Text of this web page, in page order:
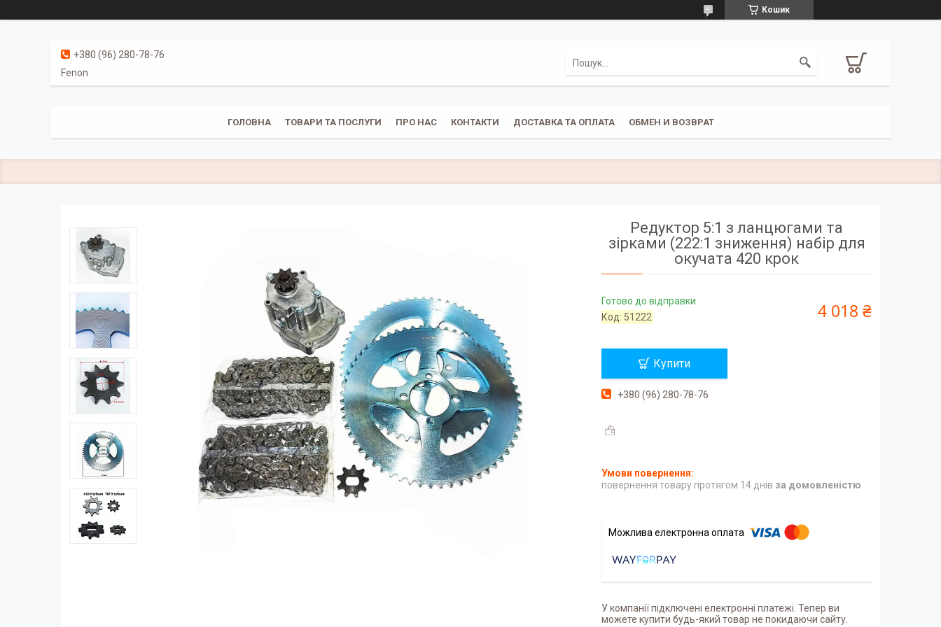
Кошик
+380 (96) 280-78-76
Fenon
ГОЛОВНА ТОВАРИ ТА ПОСЛУГИ ПРО НАС КОНТАКТИ ДОСТАВКА ТА ОПЛАТА ОБМЕН И ВОЗВРАТ
Редуктор 5:1 з ланцюгами та
зірками (222:1 зниження) набір для
окучата 420 крок
Готово до відправки
Код: 51222 4 018 ₴
Купити
+380 (96) 280-78-76
повернення товару протягом 14 днів за домовленістю
У компанії підключені електронні платежі. Тепер ви
можете купити будь-який товар не покидаючи сайту.